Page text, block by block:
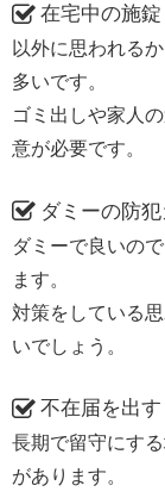
在宅中の施錠
以外に思われる
多いです。
ゴミ出しや家人
意が必要です。
ダミーの防犯
ダミーで良いの
ます。
対策をしている
いでしょう。
不在届を出す
長期で留守にす
があります。